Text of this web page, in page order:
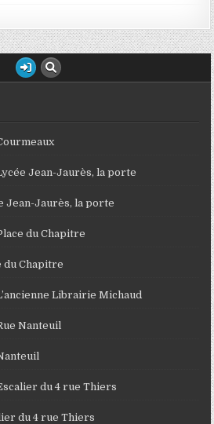
Jean-Jaurès, la porte
Jean-Jaurès, la porte
du Chapitre
du Chapitre
Librairie Michaud
Nanteuil
du 4 rue Thiers
du 4 rue Thiers